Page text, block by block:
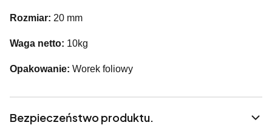
Rozmiar: 20 mm
Waga netto: 10kg
Opakowanie: Worek foliowy
Bezpieczeństwo produktu.